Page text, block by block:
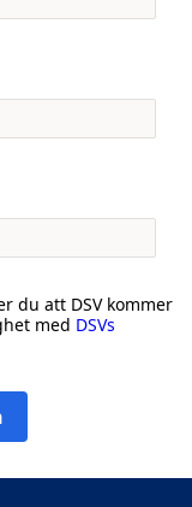
du att DSV kommer
med DSVs